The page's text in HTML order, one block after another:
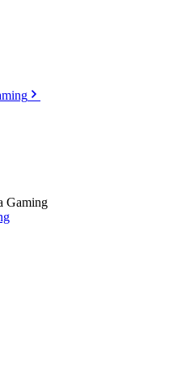
Gaming